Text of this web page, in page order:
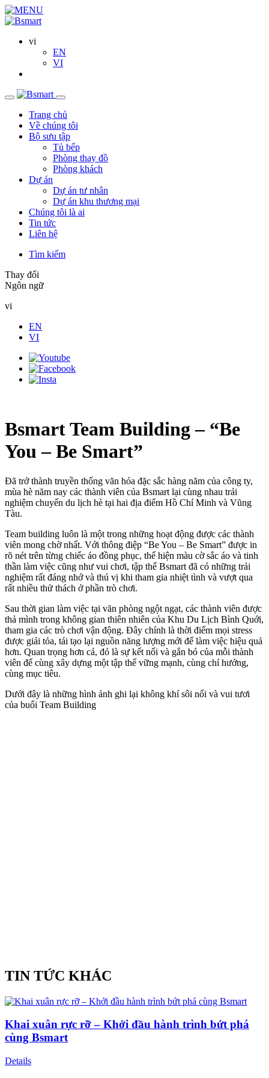
vi
EN
VI
Trang chủ
Về chúng tôi
Bộ sưu tập
Tủ bếp
Phòng thay đồ
Phòng khách
Dự án
Dự án tư nhân
Dự án khu thương mại
Chúng tôi là ai
Tin tức
Liên hệ
Tìm kiếm
Thay đổi
Ngôn ngữ
vi
EN
VI
Bsmart Team Building – “Be
You – Be Smart”
Đã trở thành truyền thống văn hóa đặc sắc hàng năm của công ty,
mùa hè năm nay các thành viên của Bsmart lại cùng nhau trải
nghiệm chuyến du lịch hè tại hai địa điểm Hồ Chí Minh và Vũng
Tàu.
Team building luôn là một trong những hoạt động được các thành
viên mong chờ nhất. Với thông điệp “Be You – Be Smart” được in
rõ nét trên từng chiếc áo đồng phục, thể hiện màu cờ sắc áo và tinh
thần làm việc cũng như vui chơi, tập thể Bsmart đã có những trải
nghiệm rất đáng nhớ và thú vị khi tham gia nhiệt tình và vượt qua
rất nhiều thử thách ở phần trò chơi.
Sau thời gian làm việc tại văn phòng ngột ngạt, các thành viên được
thả mình trong không gian thiên nhiên của Khu Du Lịch Bình Quới,
tham gia các trò chơi vận động. Đây chính là thời điểm mọi stress
được giải tỏa, tái tạo lại nguồn năng lượng mới để làm việc hiệu quả
hơn. Quan trọng hơn cả, đó là sự kết nối và gắn bó của mỗi thành
viên để cùng xây dựng một tập thể vững mạnh, cùng chí hướng,
cùng mục tiêu.
Dưới đây là những hình ảnh ghi lại không khí sôi nổi và vui tươi
của buổi Team Building
TIN TỨC KHÁC
Khai xuân rực rỡ – Khởi đầu hành trình bứt phá
cùng Bsmart
Details